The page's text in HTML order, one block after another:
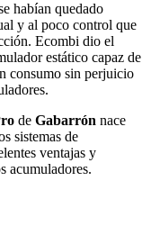
habían quedado
y al poco control que
Ecombi dio el
estático capaz de
consumo sin perjuicio
de Gabarrón nace
sistemas de
ventajas y
acumuladores.